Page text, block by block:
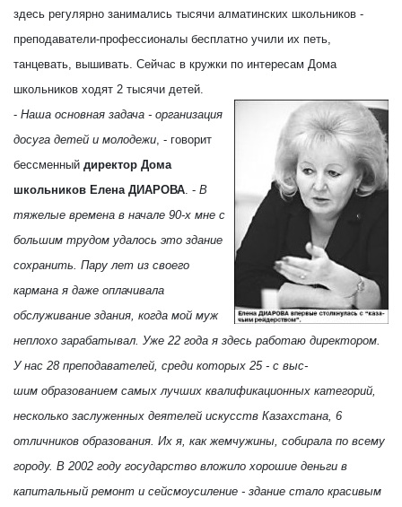
здесь регулярно занимались тысячи алматинских школьников -
преподаватели-профессионалы бесплатно учили их петь,
танцевать, вышивать. Сейчас в кружки по интересам Дома
школьников ходят 2 тысячи детей.
- Наша основная задача - организация
досуга детей и молодежи, - говорит
бессменный директор Дома
школьников Елена ДИАРОВА. - В
тяжелые времена в начале 90-х мне с
большим трудом удалось это здание
сохранить. Пару лет из своего
кармана я даже оплачивала
обслуживание здания, когда мой муж
неплохо зарабатывал. Уже 22 года я здесь работаю директором.
У нас 28 преподавателей, среди которых 25 - с выс-
шим образованием самых лучших квалификационных категорий,
несколько заслуженных деятелей искусств Казахстана, 6
отличников образования. Их я, как жемчужины, собирала по всему
городу. В 2002 году государство вложило хорошие деньги в
капитальный ремонт и сейсмоусиление - здание стало красивым